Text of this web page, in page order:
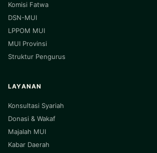
Komisi Fatwa
DSN-MUI
LPPOM MUI
MUI Provinsi
Struktur Pengurus
LAYANAN
Konsultasi Syariah
Donasi & Wakaf
Majalah MUI
Kabar Daerah